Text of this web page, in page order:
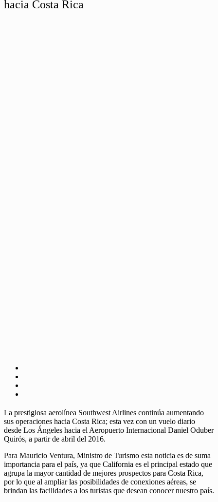
hacia Costa Rica
La prestigiosa aerolínea Southwest Airlines continúa aumentando
sus operaciones hacia Costa Rica; esta vez con un vuelo diario
desde Los Ángeles hacia el Aeropuerto Internacional Daniel Oduber
Quirós, a partir de abril del 2016.
Para Mauricio Ventura, Ministro de Turismo esta noticia es de suma
importancia para el país, ya que California es el principal estado que
agrupa la mayor cantidad de mejores prospectos para Costa Rica,
por lo que al ampliar las posibilidades de conexiones aéreas, se
brindan las facilidades a los turistas que desean conocer nuestro país.